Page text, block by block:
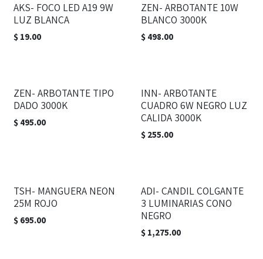
AKS- FOCO LED A19 9W
LUZ BLANCA
$ 19.00
ZEN- ARBOTANTE 10W
BLANCO 3000K
$ 498.00
ZEN- ARBOTANTE TIPO
DADO 3000K
$ 495.00
INN- ARBOTANTE
CUADRO 6W NEGRO LUZ
CALIDA 3000K
$ 255.00
TSH- MANGUERA NEON
25M ROJO
$ 695.00
ADI- CANDIL COLGANTE
3 LUMINARIAS CONO
NEGRO
$ 1,275.00